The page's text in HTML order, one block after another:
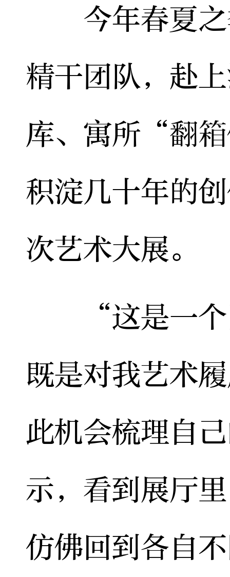
今年春夏之
精干团队，赴
库、寓所“翻
积淀几十年的
次艺术大展。
“这是一个
既是对我艺术
此机会梳理自
示，看到展厅
仿佛回到各自